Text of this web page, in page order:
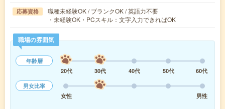
応募資格
職種未経験OK / ブランクOK / 英語力不要
・未経験OK・PCスキル：文字入力できればOK
職場の雰囲気
年齢層
20代
30代 40代 50代
60代
男女比率
女性
男性